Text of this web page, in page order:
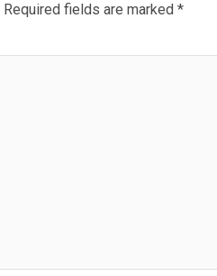
Required fields are marked *